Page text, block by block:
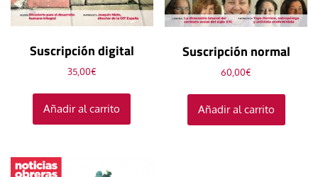
Suscripción digital
35,00€
Añadir al carrito
Suscripción normal
60,00€
Añadir al carrito